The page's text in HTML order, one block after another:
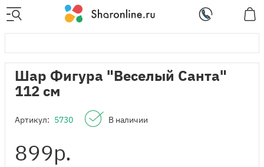
Шар Фигура "Веселый Санта"
112 см
Артикул: 5730 В наличии
899р.